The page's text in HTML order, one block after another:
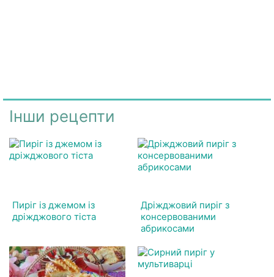
Інши рецепти
Пиріг із джемом із
дріжджового тіста
Дріжджовий пиріг з
консервованими
абрикосами